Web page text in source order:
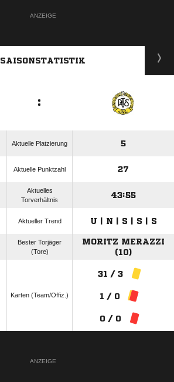
ANZEIGE
SAISONSTATISTIK
:
Aktuelle Platzierung 5
Aktuelle Punktzahl 27
Aktuelles
Torverhältnis
43:55
Aktueller Trend U | N | S | S | S
Bester Torjäger
(Tore)
MORITZ MERAZZI
(10)
Karten (Team/Offiz.)
31 / 3
1 / 0
0 / 0
ANZEIGE